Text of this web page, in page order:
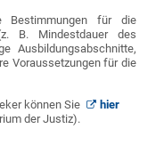
Bestimmungen für die
B. Mindestdauer des
Ausbildungsabschnitte,
Voraussetzungen für die
können Sie
hier
der Justiz).